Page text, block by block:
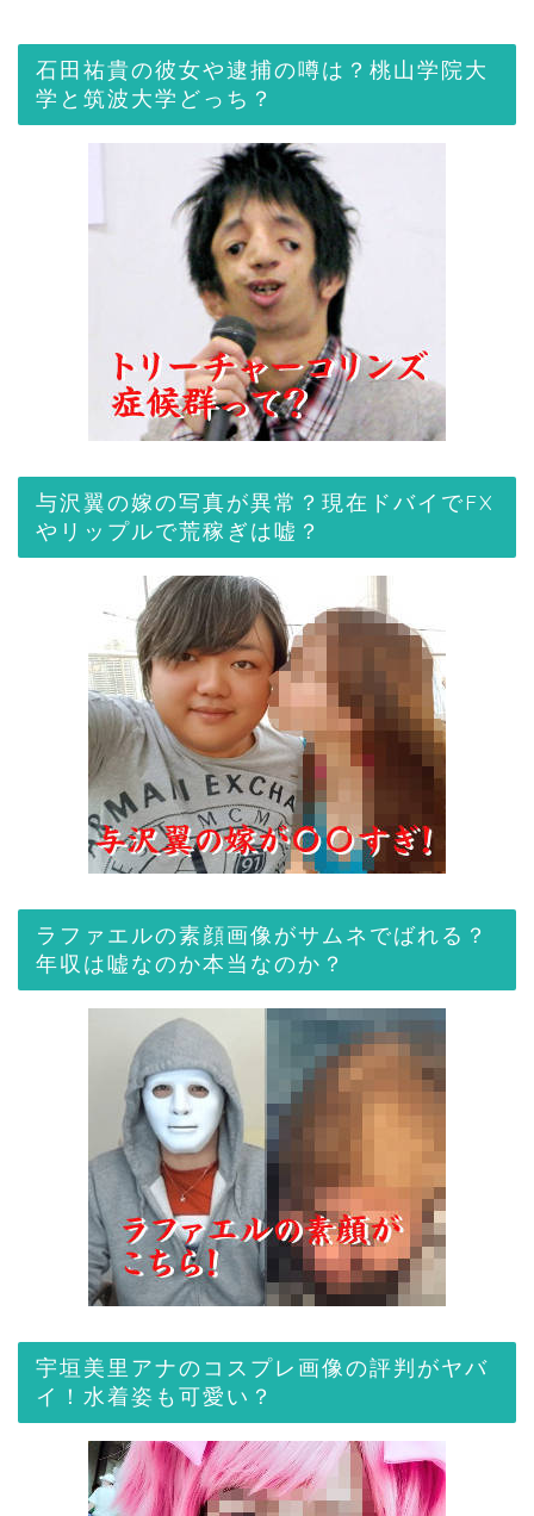
石田祐貴の彼女や逮捕の噂は？桃山学院大
学と筑波大学どっち？
与沢翼の嫁の写真が異常？現在ドバイでFX
やリップルで荒稼ぎは嘘？
ラファエルの素顔画像がサムネでばれる？
年収は嘘なのか本当なのか？
宇垣美里アナのコスプレ画像の評判がヤバ
イ！水着姿も可愛い？